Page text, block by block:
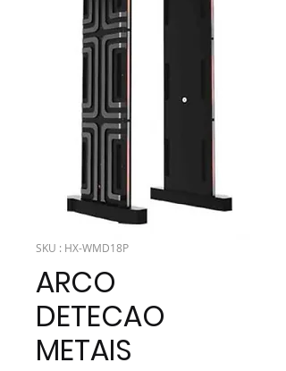
SKU : HX-WMD18P
ARCO
DETECAO
METAIS